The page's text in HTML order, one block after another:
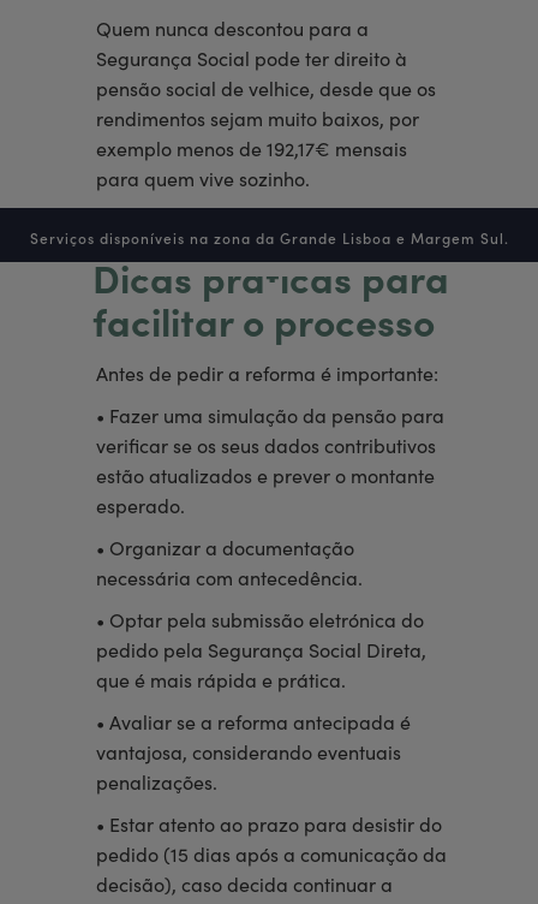
Quem nunca descontou para a
Segurança Social pode ter direito à
pensão social de velhice, desde que os
rendimentos sejam muito baixos, por
exemplo menos de 192,17€ mensais
para quem vive sozinho.
Dicas práticas para
facilitar o processo
Antes de pedir a reforma é importante:
• Fazer uma simulação da pensão para
verificar se os seus dados contributivos
estão atualizados e prever o montante
esperado.
• Organizar a documentação
necessária com antecedência.
• Optar pela submissão eletrónica do
pedido pela Segurança Social Direta,
que é mais rápida e prática.
• Avaliar se a reforma antecipada é
vantajosa, considerando eventuais
penalizações.
• Estar atento ao prazo para desistir do
pedido (15 dias após a comunicação da
decisão), caso decida continuar a
Serviços disponíveis na zona da Grande Lisboa e Margem Sul.